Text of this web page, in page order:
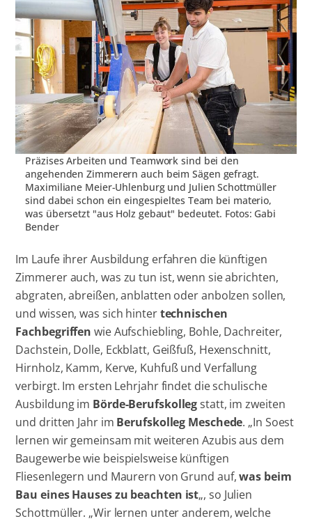
Präzises Arbeiten und Teamwork sind bei den
angehenden Zimmerern auch beim Sägen gefragt.
Maximiliane Meier-Uhlenburg und Julien Schottmüller
sind dabei schon ein eingespieltes Team bei materio,
was übersetzt "aus Holz gebaut" bedeutet. Fotos: Gabi
Bender
Im Laufe ihrer Ausbildung erfahren die künftigen
Zimmerer auch, was zu tun ist, wenn sie abrichten,
abgraten, abreißen, anblatten oder anbolzen sollen,
und wissen, was sich hintertechnischen
Fachbegriffen wie Aufschiebling, Bohle, Dachreiter,
Dachstein, Dolle, Eckblatt, Geißfuß, Hexenschnitt,
Hirnholz, Kamm, Kerve, Kuhfuß und Verfallung
verbirgt. Im ersten Lehrjahr findet die schulische
Ausbildung im Börde-Berufskollegstatt, im zweiten
und dritten Jahr im Berufskolleg Meschede. „In Soest
lernen wir gemeinsam mit weiteren Azubis aus dem
Baugewerbe wie beispielsweise künftigen
Fliesenlegern und Maurern von Grund auf,was beim
Bau eines Hauses zu beachten ist„, so Julien
Schottmüller. „Wir lernen unter anderem, welche